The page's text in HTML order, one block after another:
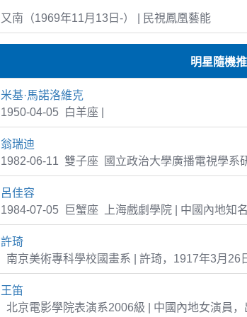
又南（1969年11月13日-） | 民視鳳凰藝能
明星隨機
米基·馬諾洛維克
1950-04-05 白羊座 |
翁瑞迪
1982-06-11 雙子座 國立政治大學廣播電視學系
呂佳容
1984-07-05 巨蟹座 上海戲劇學院 | 中國內地知
許琦
南京美術專科學校國畫系 | 許琦，1917年3月26
王笛
北京電影學院表演系2006級 | 中國內地女演員，